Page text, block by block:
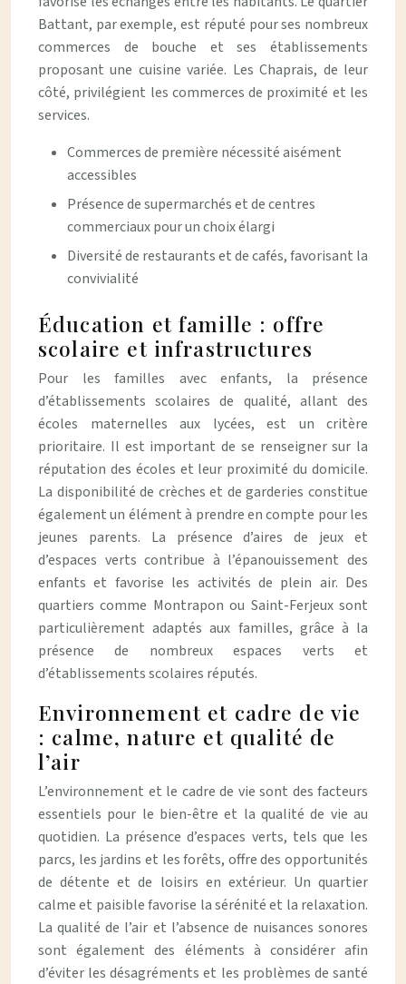
Battant, par exemple, est réputé pour ses nombreux
commerces de bouche et ses établissements
proposant une cuisine variée. Les Chaprais, de leur
côté, privilégient les commerces de proximité et les
services.
Commerces de première nécessité aisément
accessibles
Présence de supermarchés et de centres
commerciaux pour un choix élargi
Diversité de restaurants et de cafés, favorisant la
convivialité
Éducation et famille : offre
scolaire et infrastructures
Pour les familles avec enfants, la présence
d’établissements scolaires de qualité, allant des
écoles maternelles aux lycées, est un critère
prioritaire. Il est important de se renseigner sur la
réputation des écoles et leur proximité du domicile.
La disponibilité de crèches et de garderies constitue
également un élément à prendre en compte pour les
jeunes parents. La présence d’aires de jeux et
d’espaces verts contribue à l’épanouissement des
enfants et favorise les activités de plein air. Des
quartiers comme Montrapon ou Saint-Ferjeux sont
particulièrement adaptés aux familles, grâce à la
présence de nombreux espaces verts et
d’établissements scolaires réputés.
Environnement et cadre de vie
: calme, nature et qualité de
l’air
L’environnement et le cadre de vie sont des facteurs
essentiels pour le bien-être et la qualité de vie au
quotidien. La présence d’espaces verts, tels que les
parcs, les jardins et les forêts, offre des opportunités
de détente et de loisirs en extérieur. Un quartier
calme et paisible favorise la sérénité et la relaxation.
La qualité de l’air et l’absence de nuisances sonores
sont également des éléments à considérer afin
d’éviter les désagréments et les problèmes de santé